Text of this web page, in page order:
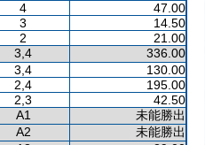
4
47.00
3
14.50
2
21.00
3,4 336.00
3,4
130.00
2,4
195.00
2,3
42.50
A1
未能勝出
A2
未能勝出